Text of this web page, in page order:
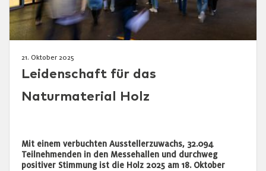
21. Oktober 2025
Leidenschaft für das
Naturmaterial Holz
Mit einem verbuchten Ausstellerzuwachs, 32.094
Teilnehmenden in den Messehallen und durchweg
positiver Stimmung ist die Holz 2025 am 18. Oktober